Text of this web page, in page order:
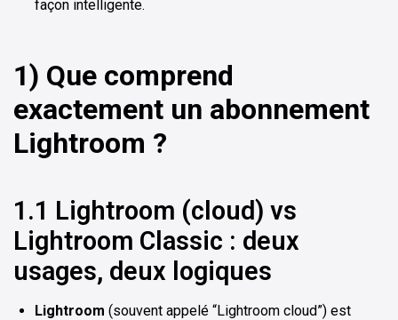
façon intelligente.
1) Que comprend
exactement un abonnement
Lightroom ?
1.1 Lightroom (cloud) vs
Lightroom Classic : deux
usages, deux logiques
Lightroom (souvent appelé “Lightroom cloud”) est